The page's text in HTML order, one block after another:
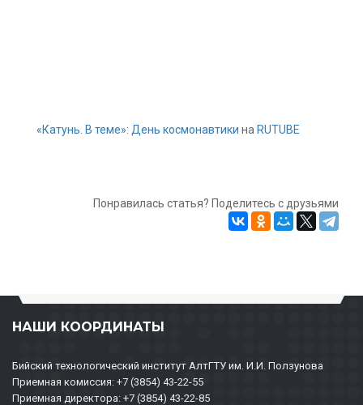
«Катунь. В теме»: День космонавтики на RUTUBE
Понравилась статья? Поделитесь с друзьями
НАШИ КООРДИНАТЫ
Бийский технологический институт АлтГТУ им. И.И. Ползунова
Приемная комиссия: +7 (3854) 43-22-55
Приемная директора: +7 (3854) 43-22-85